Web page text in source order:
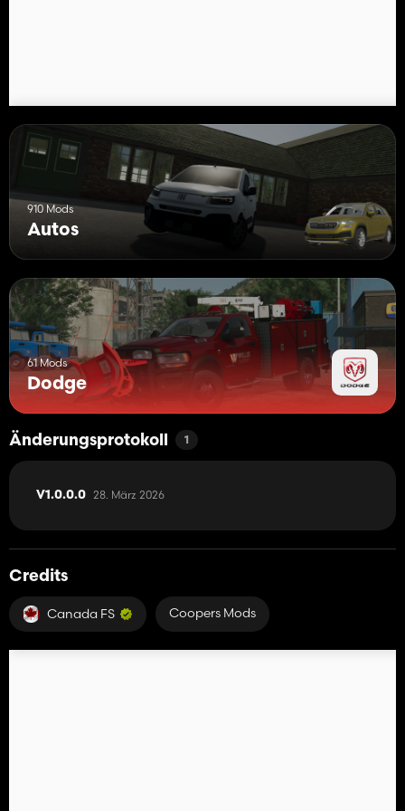
910 Mods
Autos
61 Mods
Dodge
Änderungsprotokoll 1
V1.0.0.0 28. März 2026
Credits
Canada FS Coopers Mods